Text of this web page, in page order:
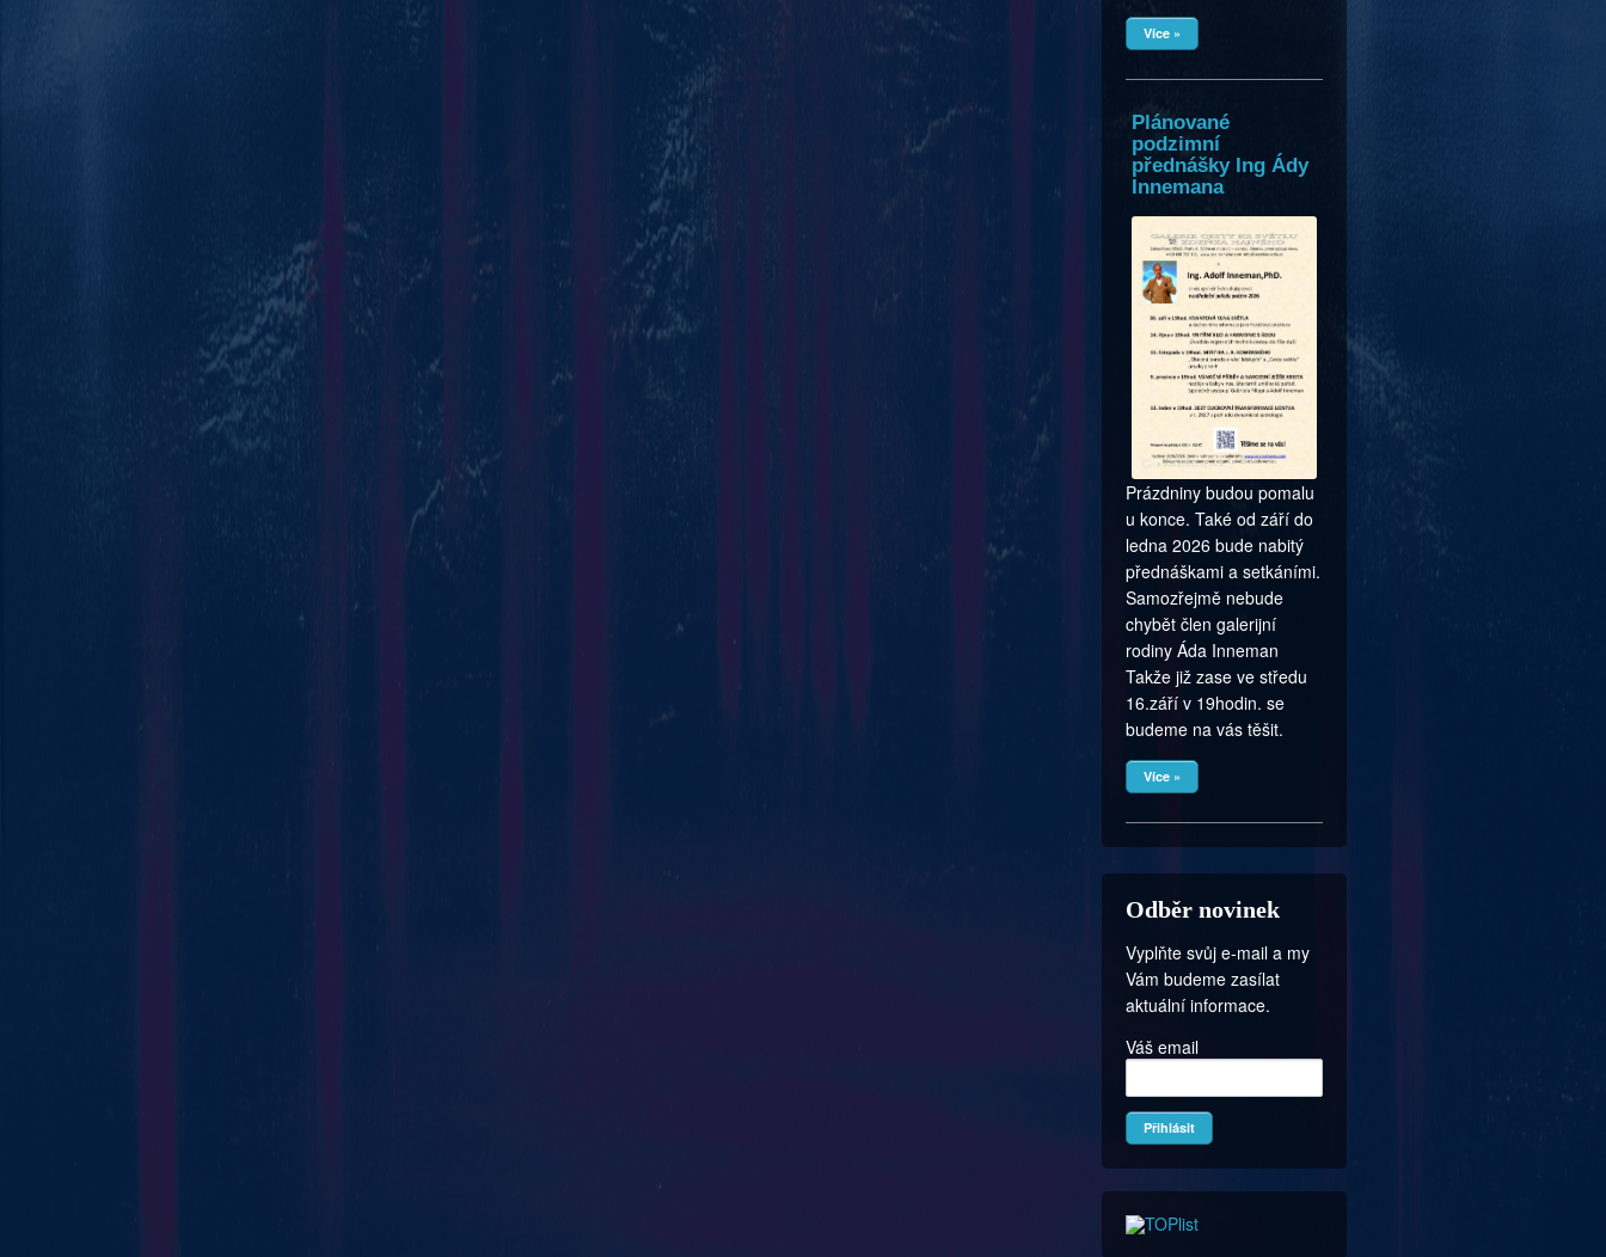
Více »
Plánované
podzimní
přednášky Ing Ády
Innemana
Prázdniny budou pomalu
u konce. Také od září do
ledna 2026 bude nabitý
přednáškami a setkáními.
Samozřejmě nebude
chybět člen galerijní
rodiny Áda Inneman
Takže již zase ve středu
16.září v 19hodin. se
budeme na vás těšit.
Více »
Odběr novinek
Vyplňte svůj e-mail a my
Vám budeme zasílat
aktuální informace.
Váš email